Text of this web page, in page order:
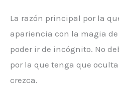
La razón principal por la
apariencia con la magia
poder ir de incógnito. No
por la que tenga que
crezca.